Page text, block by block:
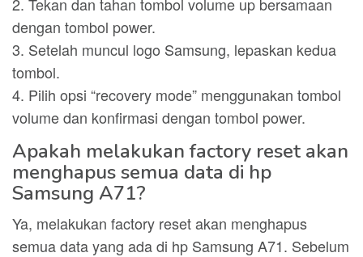
dengan tombol power.
3. Setelah muncul logo Samsung, lepaskan kedua
tombol.
4. Pilih opsi “recovery mode” menggunakan tombol
volume dan konfirmasi dengan tombol power.
Apakah melakukan factory reset akan
menghapus semua data di hp
Samsung A71?
Ya, melakukan factory reset akan menghapus
semua data yang ada di hp Samsung A71. Sebelum